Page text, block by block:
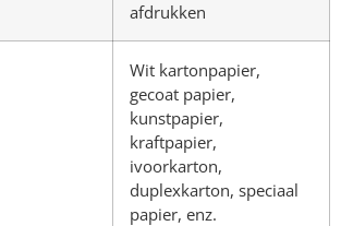
afdrukken
Wit kartonpapier,
gecoat papier,
kunstpapier,
kraftpapier,
ivoorkarton,
duplexkarton, speciaal
papier, enz.